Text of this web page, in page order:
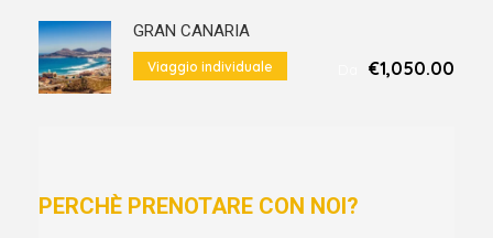
GRAN CANARIA
Viaggio individuale €1,050.00
PERCHÈ PRENOTARE CON NOI?